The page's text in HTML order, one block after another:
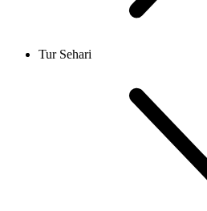
Tur Sehari